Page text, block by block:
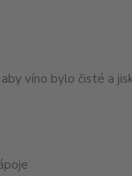
víno bylo čisté a